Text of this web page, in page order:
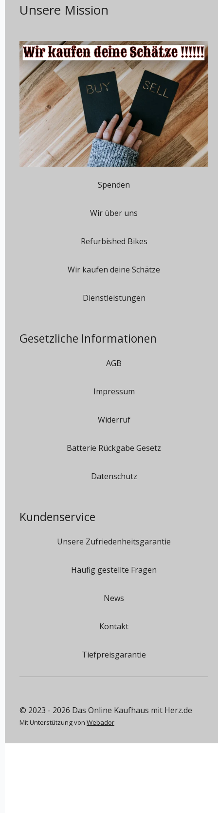
Unsere Mission
Spenden
Wir über uns
Refurbished Bikes
Wir kaufen deine Schätze
Dienstleistungen
Gesetzliche Informationen
AGB
Impressum
Widerruf
Batterie Rückgabe Gesetz
Datenschutz
Kundenservice
Unsere Zufriedenheitsgarantie
Häufig gestellte Fragen
News
Kontakt
Tiefpreisgarantie
© 2023 - 2026 Das Online Kaufhaus mit Herz.de
Mit Unterstützung von Webador